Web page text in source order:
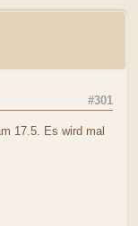
#301
17.5. Es wird mal